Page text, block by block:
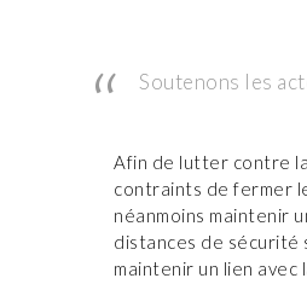
Soutenons les
Afin de lutter contre
contraints de fermer
néanmoins maintenir
distances de sécurité
maintenir un lien avec